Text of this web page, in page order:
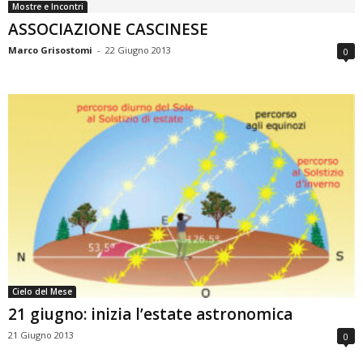
Mostre e Incontri
ASSOCIAZIONE CASCINESE
Marco Grisostomi - 22 Giugno 2013 0
Cielo del Mese
21 giugno: inizia l’estate astronomica
21 Giugno 2013 0